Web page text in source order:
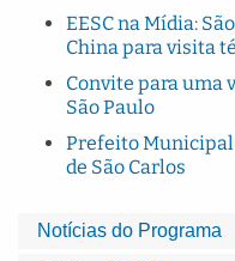
Notícias do Programa
EESC na Mídia:
China para visita
Convite para uma
São Paulo
Prefeito Municipal
de São Carlos